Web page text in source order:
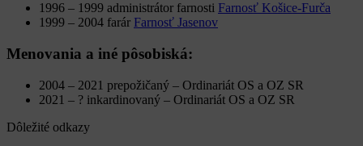
1996 – 1999 administrátor farnosti Farnosť Košice-Furča
1999 – 2004 farár Farnosť Jasenov
Menovania a iné pôsobiská:
2004 – 2021 prepožičaný – Ordinariát OS a OZ SR
2021 – ? inkardinovaný – Ordinariát OS a OZ SR
Dôležité odkazy